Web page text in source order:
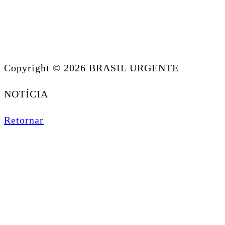
Copyright © 2026 BRASIL URGENTE
NOTÍCIA
Retornar